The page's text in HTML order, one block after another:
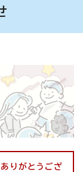
りがとうござ